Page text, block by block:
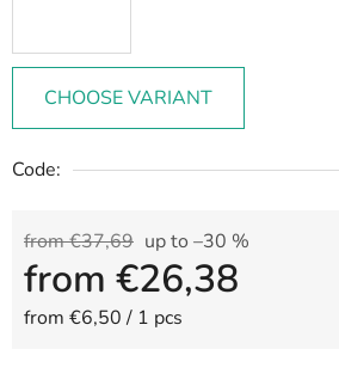
CHOOSE VARIANT
Code:
from €37,69 up to –30 %
from €26,38
Measure price:
from €6,50 / 1 pcs